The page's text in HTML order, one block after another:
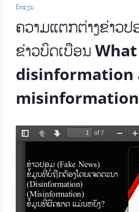
ບົດຮຽນ
ຄວາມແຕກຕ່າງຂ່າວປ
ຂ່າວບິດເບືອນ
disinformation
misinformation